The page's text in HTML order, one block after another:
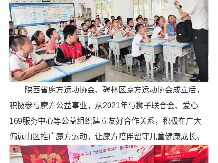
陕西省魔方运动协会、碑林区魔方运动协会成立后，
积极参与魔方公益事业，从2021年与狮子联合会、爱心
169服务中心等公益组织建立友好合作关系，积极在广大
偏远山区推广魔方运动，让魔方陪伴留守儿童健康成长。